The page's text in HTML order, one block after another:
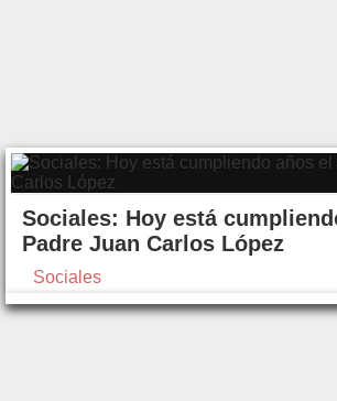
Sociales: Hoy está
Padre Juan Carlos López
Sociales